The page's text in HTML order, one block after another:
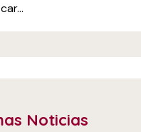
Noticias